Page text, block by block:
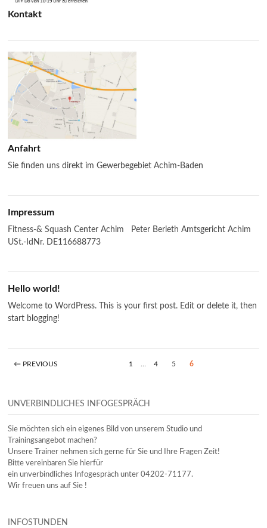
Kontakt
Anfahrt
Sie finden uns direkt im Gewerbegebiet Achim-Baden
Impressum
Fitness-& Squash Center Achim Peter Berleth Amtsgericht Achim
USt.-IdNr. DE116688773
Hello world!
Welcome to WordPress. This is your first post. Edit or delete it, then
start blogging!
← PREVIOUS 1 4 5 6
UNVERBINDLICHES INFOGESPRÄCH
Sie möchten sich ein eigenes Bild von unserem Studio und
Trainingsangebot machen?
Unsere Trainer nehmen sich gerne für Sie und Ihre Fragen Zeit!
Bitte vereinbaren Sie hierfür
ein unverbindliches Infogespräch unter 04202-71177.
Wir freuen uns auf Sie !
INFOSTUNDEN